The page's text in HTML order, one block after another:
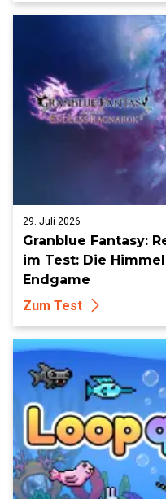
29. Juli 2026
Granblue Fantasy:
im Test: Die
Endgame
Zum Test